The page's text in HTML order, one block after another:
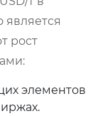
является
рост
элементов